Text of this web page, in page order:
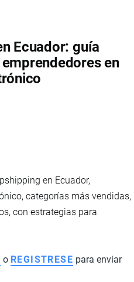
Ecuador: guía
en
en Ecuador,
categorías más vendidas,
con estrategias para
o REGISTRESE para enviar